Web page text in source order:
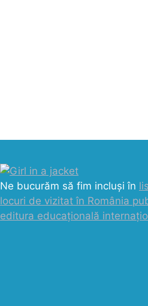
Ne bucurăm să fim incluși în
locuri de vizitat în România
editura educațională